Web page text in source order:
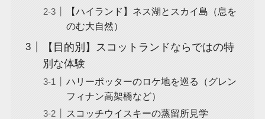
【ハイランド】ネス湖とスカイ島（息を
のむ大自然）
【目的別】スコットランドならではの特
別な体験
ハリーポッターのロケ地を巡る（グレン
フィナン高架橋など）
スコッチウイスキーの蒸留所見学